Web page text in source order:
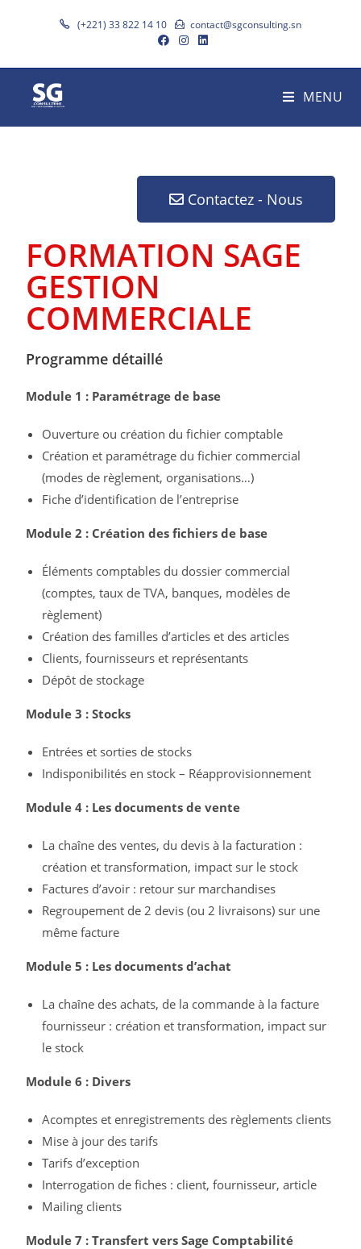
(+221) 33 822 14 10 contact@sgconsulting.sn
MENU
Contactez - Nous
FORMATION SAGE
GESTION
COMMERCIALE
Programme détaillé
Module 1 : Paramétrage de base
Ouverture ou création du fichier comptable
Création et paramétrage du fichier commercial
(modes de règlement, organisations…)
Fiche d’identification de l’entreprise
Module 2 : Création des fichiers de base
Éléments comptables du dossier commercial
(comptes, taux de TVA, banques, modèles de
règlement)
Création des familles d’articles et des articles
Clients, fournisseurs et représentants
Dépôt de stockage
Module 3 : Stocks
Entrées et sorties de stocks
Indisponibilités en stock – Réapprovisionnement
Module 4 : Les documents de vente
La chaîne des ventes, du devis à la facturation :
création et transformation, impact sur le stock
Factures d’avoir : retour sur marchandises
Regroupement de 2 devis (ou 2 livraisons) sur une
même facture
Module 5 : Les documents d’achat
La chaîne des achats, de la commande à la facture
fournisseur : création et transformation, impact sur
le stock
Module 6 : Divers
Acomptes et enregistrements des règlements clients
Mise à jour des tarifs
Tarifs d’exception
Interrogation de fiches : client, fournisseur, article
Mailing clients
Module 7 : Transfert vers Sage Comptabilité